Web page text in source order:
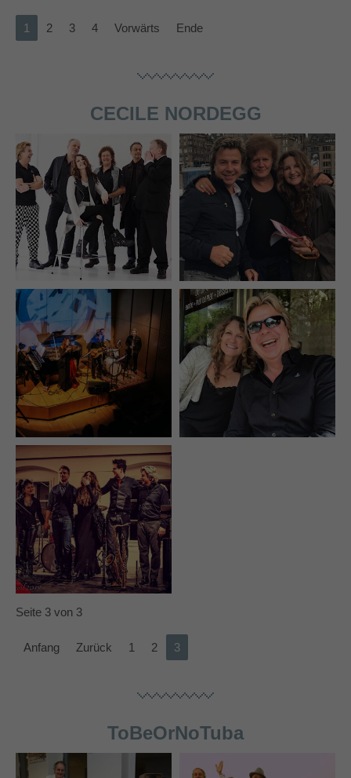
1 2 3 4 Vorwärts Ende
CECILE NORDEGG
Seite 3 von 3
Anfang Zurück 1 2 3
ToBeOrNoTuba